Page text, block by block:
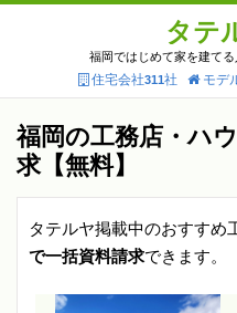
タテ
福岡ではじめて家を建て
住宅会社311社 モデ
福岡の工務店・ハ
求【無料】
タテルヤ掲載中のおすすめ
で一括資料請求できます。